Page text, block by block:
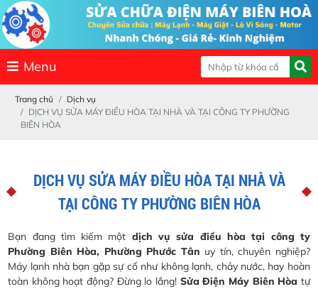
Menu
Trang chủ
Dịch vụ
DỊCH VỤ SỬA MÁY ĐIỀU HÒA TẠI NHÀ VÀ TẠI CÔNG TY PHƯỜNG
BIÊN HÒA
DỊCH VỤ SỬA MÁY ĐIỀU HÒA TẠI NHÀ VÀ
TẠI CÔNG TY PHƯỜNG BIÊN HÒA
Bạn đang tìm kiếm một dịch vụ sửa điều hòa tại công ty
Phường Biên Hòa, Phường Phước Tân uy tín, chuyên nghiệp?
Máy lạnh nhà bạn gặp sự cố như không lạnh, chảy nước, hay hoàn
toàn không hoạt động? Đừng lo lắng! Sửa Điện Máy Biên Hòa tự